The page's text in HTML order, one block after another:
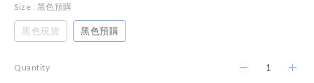
Size : 黑色預購
黑色現貨 黑色預購
Quantity